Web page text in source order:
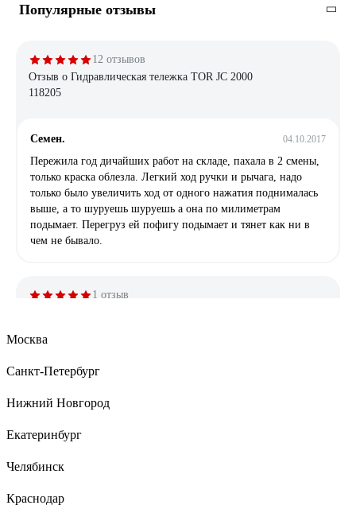
Популярные отзывы
12 отзывов
Отзыв о Гидравлическая тележка TOR JC 2000
118205
Семен. 04.10.2017
Пережила год дичайших работ на складе, пахала в 2 смены,
только краска облезла. Легкий ход ручки и рычага, надо
только было увеличить ход от одного нажатия поднималась
выше, а то шуруешь шуруешь а она по милиметрам
подымает. Перегруз ей пофигу подымает и тянет как ни в
чем не бывало.
1 отзыв
Алтай Жанаев
Достойная тележка за свои деньги.
Отзыв о Гидравлическая тележка 3000 кг
JHPT3000
Москва
Санкт-Петербург
Нижний Новгород
Екатеринбург
Челябинск
Краснодар